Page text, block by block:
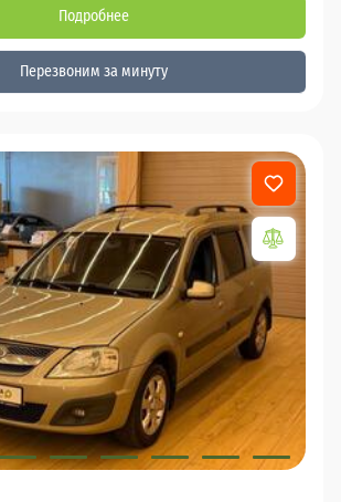
Подробнее
Перезвоним за минуту